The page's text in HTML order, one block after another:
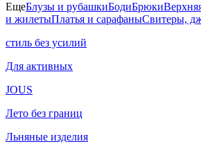
ЕщеБлузы и рубашкиБодиБрюки
и жилетыПлатья и сарафаныСвитеры,
стиль без усилий
Для активных
JOUS
Лето без границ
Льняные изделия